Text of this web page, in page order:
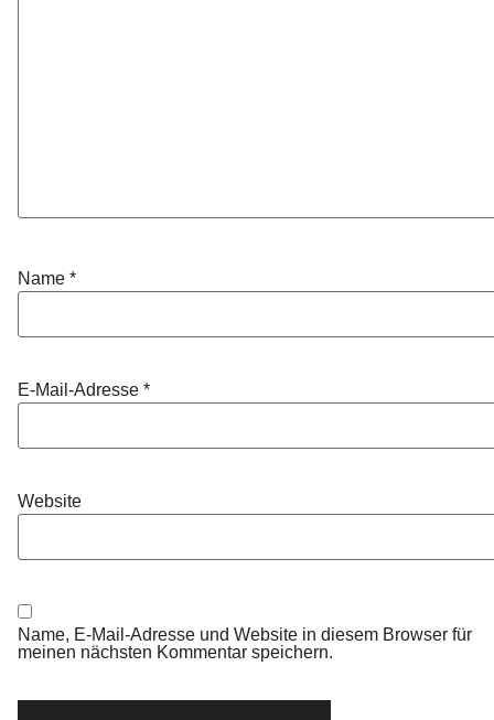
Name *
E-Mail-Adresse *
Website
Name, E-Mail-Adresse und Website in diesem Browser für
meinen nächsten Kommentar speichern.